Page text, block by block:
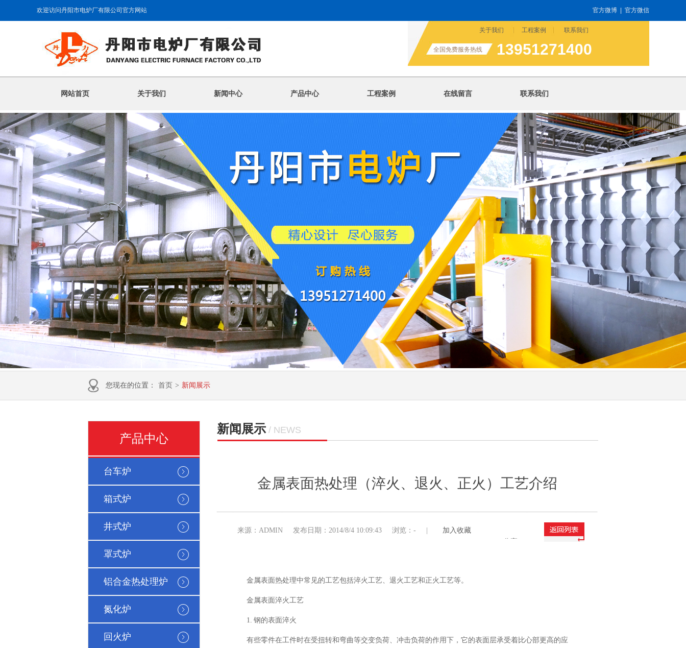
欢迎访问丹阳市电炉厂有限公司官方网站 官方微博 官方微信
关于我们 工程案例 联系我们
全国免费服务热线 13951271400
网站首页 关于我们 新闻中心 产品中心 工程案例 在线留言 联系我们
您现在的位置： 首页 > 新闻展示
产品中心
台车炉
箱式炉
井式炉
罩式炉
铝合金热处理炉
氮化炉
回火炉
新闻展示 / NEWS
金属表面热处理（淬火、退火、正火）工艺介绍
来源：ADMIN 发布日期： 2014/8/4 10:09:43 浏览： - 加入收藏
金属表面热处理中常见的工艺包括淬火工艺、退火工艺和正火工艺等。
金属表面淬火工艺
1. 钢的表面淬火
有些零件在工件时在受扭转和弯曲等交变负荷、冲击负荷的作用下，它的表面层承受着比心部更高的应